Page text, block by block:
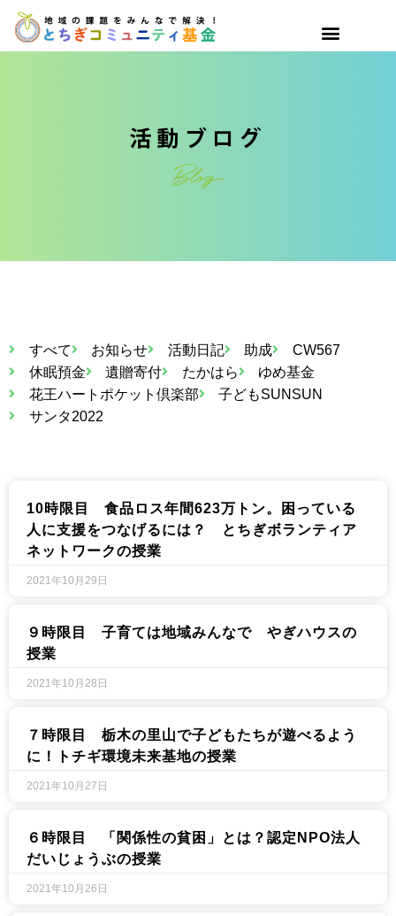
すべて お知らせ 活動日記 助成
CW567
休眠預金
遺贈寄付 たかはら
ゆめ基金
花王ハートポケット倶楽部
子どもSUNSUN
サンタ2022
10時限目 食品ロス年間623万トン。困っている
人に支援をつなげるには？ とちぎボランティア
ネットワークの授業
2021年10月29日
９時限目 子育ては地域みんなで やぎハウスの
授業
2021年10月28日
７時限目 栃木の里山で子どもたちが遊べるよう
に！トチギ環境未来基地の授業
2021年10月27日
６時限目 「関係性の貧困」とは？認定NPO法人
だいじょうぶの授業
2021年10月26日